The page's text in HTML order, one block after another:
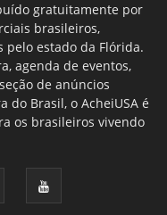
gratuitamente por
brasileiros,
pelo estado da Flórida.
agenda de eventos,
de anúncios
do Brasil, o AcheiUSA é
os brasileiros vivendo